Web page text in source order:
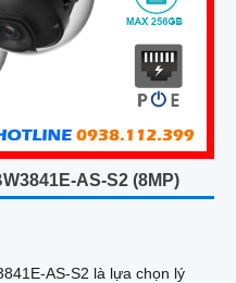
AS-S2 (8MP)
AS-S2 là lựa chọn lý